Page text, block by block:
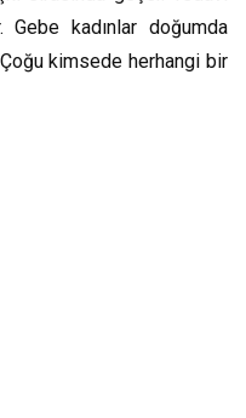
Gebe kadınlar doğumda
kimsede herhangi bir